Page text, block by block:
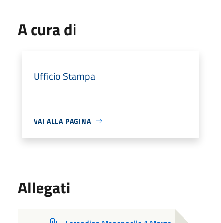
A cura di
Ufficio Stampa
VAI ALLA PAGINA
Allegati